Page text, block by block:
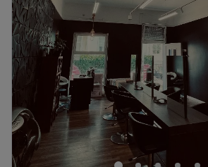
Mittwoch
Donnerstag
Freitag
Samstag
Sonntag
Du möchtest dich und deine Haut mal
lassen? Dann solltest du dir einen
Kosmetiksalon Cosmetic Art im schönen
Westend nicht entgehen lassen. Der